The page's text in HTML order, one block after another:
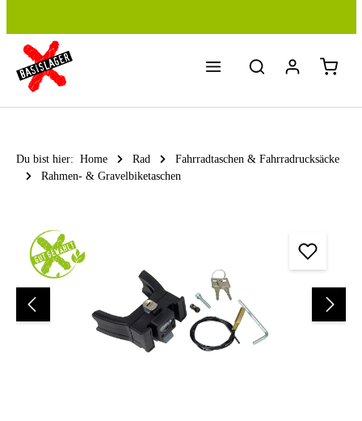
Du bist hier: Home Rad
Fahrradtaschen & Fahrradrucksäcke
Rahmen- & Gravelbiketaschen